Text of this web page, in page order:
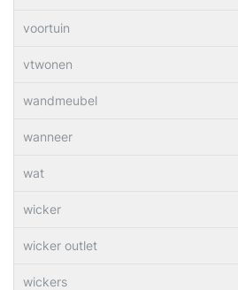
voortuin
vtwonen
wandmeubel
wanneer
wat
wicker
wicker outlet
wickers